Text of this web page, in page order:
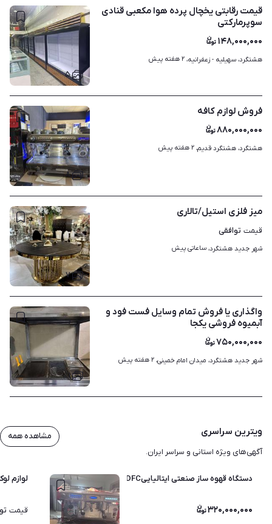
۵
قیمت رقابتی یخچال پرده هوا مکعبی قنادی
سوپرمارکتی
۱۴۸,۰۰۰,۰۰۰
هشتگرد، سهیلیه - زعفرانیه، ۲ هفته پیش
۸
فروش لوازم کافه
۸۸۰,۰۰۰,۰۰۰
هشتگرد، هشتگرد قدیم، ۲ هفته پیش
۷
میز فلزی استیل/تالاری
قیمت توافقی
شهر جدید هشتگرد، ساعاتی پیش
۱
واگذاری یا فروش تمام وسایل فست فود و
آبمیوه فروشی یکجا
۷۵۰,۰۰۰,۰۰۰
شهر جدید هشتگرد، میدان امام خمینی، ۲ هفته پیش
ویترین سراسری
آگهی‌های ویژه استانی و سراسر ایران.
مشاهده همه
دستگاه قهوه ساز صنعتی ایتالیاییDFCمدلLIRa
۳۲۰,۰۰۰,۰۰۰
لوازم
قیمت